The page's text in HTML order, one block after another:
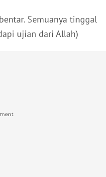
Semuanya tinggal
ujian dari Allah)